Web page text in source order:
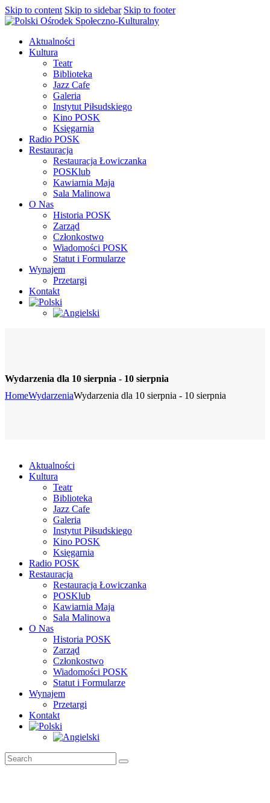
Skip to content Skip to sidebar Skip to footer
Aktualności
Kultura
Teatr
Biblioteka
Jazz Cafe
Galeria
Instytut Piłsudskiego
Kino POSK
Księgarnia
Radio POSK
Restauracja
Restauracja Łowiczanka
POSKlub
Kawiarnia Maja
Sala Malinowa
O Nas
Historia POSK
Zarząd
Członkostwo
Wiadomości POSK
Statut i Formularze
Wynajem
Przetargi
Kontakt
Wydarzenia dla 10 sierpnia - 10 sierpnia
HomeWydarzeniaWydarzenia dla 10 sierpnia - 10 sierpnia
Aktualności
Kultura
Teatr
Biblioteka
Jazz Cafe
Galeria
Instytut Piłsudskiego
Kino POSK
Księgarnia
Radio POSK
Restauracja
Restauracja Łowiczanka
POSKlub
Kawiarnia Maja
Sala Malinowa
O Nas
Historia POSK
Zarząd
Członkostwo
Wiadomości POSK
Statut i Formularze
Wynajem
Przetargi
Kontakt